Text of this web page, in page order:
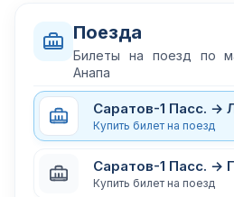
Поезда
Билеты на поезд по
Анапа
Саратов-1 Пасс. →
Купить билет на поезд
Саратов-1 Пасс. →
Купить билет на поезд